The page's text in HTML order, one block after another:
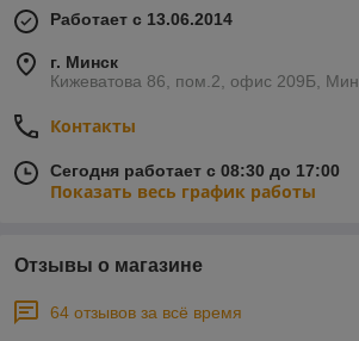
Работает с 13.06.2014
г. Минск
Кижеватова 86, пом.2, офис 209Б,
Контакты
Сегодня работает с 08:30 до 17:00
Показать весь график работы
Отзывы о магазине
64 отзывов за всё время